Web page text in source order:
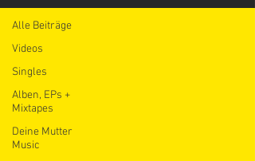
Alle Beiträge
Videos
Singles
Alben, EPs +
Mixtapes
Deine Mutter
Music